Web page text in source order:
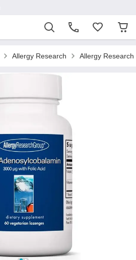
Allergy Research Allergy Research